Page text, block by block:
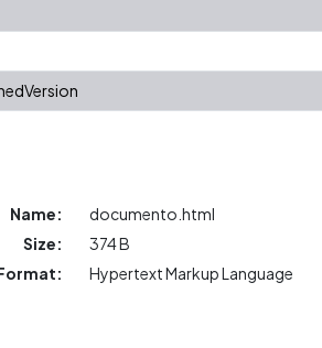
Name:
documento.html
Size:
374 B
Hypertext Markup Language